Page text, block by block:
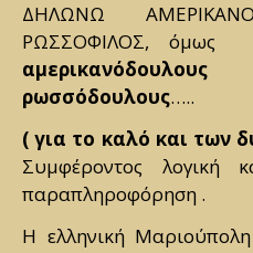
ΔΗΛΩΝΩ
ΡΩΣΣΟΦΙΛΟΣ, όμως
ρωσσόδουλους…..
( για το καλό και
Συμφέροντος λογική
παραπληροφόρηση .
Η ελληνική